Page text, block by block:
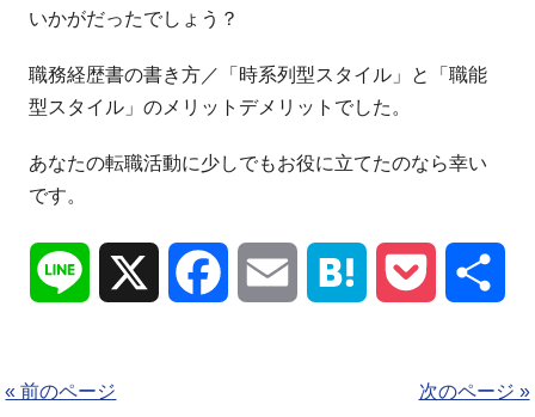
いかがだったでしょう？
職務経歴書の書き方／「時系列型スタイル」と「職能
型スタイル」のメリットデメリットでした。
あなたの転職活動に少しでもお役に立てたのなら幸い
です。
Line Facebook Email Hatena Pocket
« 前のページ 次のページ »